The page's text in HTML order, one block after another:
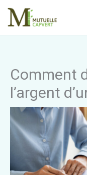
Aller
contenu
Comment
l’argent